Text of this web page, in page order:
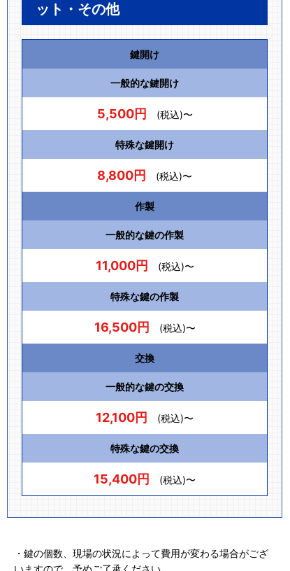
ット・その他
鍵開け
一般的な鍵開け
5,500円 (税込)〜
特殊な鍵開け
8,800円 (税込)〜
作製
一般的な鍵の作製
11,000円 (税込)〜
特殊な鍵の作製
16,500円 (税込)〜
交換
一般的な鍵の交換
12,100円 (税込)〜
特殊な鍵の交換
15,400円 (税込)〜
・鍵の個数、現場の状況によって費用が変わる場合がござ